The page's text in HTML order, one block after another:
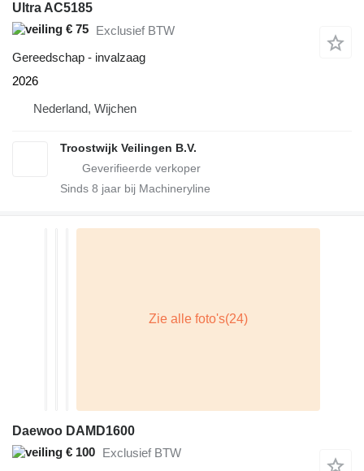
Ultra AC5185
€ 75 Exclusief BTW
Gereedschap - invalzaag
2026
Nederland, Wijchen
Troostwijk Veilingen B.V.
Sinds 8 jaar bij Machineryline
Daewoo DAMD1600
€ 100 Exclusief BTW